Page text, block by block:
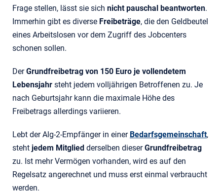
Frage stellen, lässt sie sich nicht pauschal beantworten.
Immerhin gibt es diverse Freibeträge, die den Geldbeutel
eines Arbeitslosen vor dem Zugriff des Jobcenters
schonen sollen.
DerGrundfreibetrag von 150 Euro je vollendetem
Lebensjahr steht jedem volljährigen Betroffenen zu. Je
nach Geburtsjahr kann die maximale Höhe des
Freibetrags allerdings variieren.
Lebt der Alg-2-Empfänger in einer Bedarfsgemeinschaft,
steht jedem Mitglied derselben dieserGrundfreibetrag
zu. Ist mehr Vermögen vorhanden, wird es auf den
Regelsatz angerechnet und muss erst einmal verbraucht
werden.